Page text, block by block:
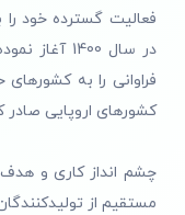
فعالیت گسترده خود را
در سال
فراوانی را به
کشورهای اروپایی صادر
چشم انداز کاری و
مستقیم از